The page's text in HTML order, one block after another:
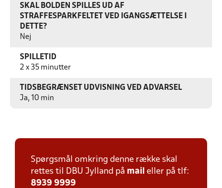
SKAL BOLDEN SPILLES UD AF
STRAFFESPARKFELTET VED IGANGSÆTTELSE I
DETTE?
Nej
SPILLETID
2 x 35 minutter
TIDSBEGRÆNSET UDVISNING VED ADVARSEL
Ja, 10 min
Spørgsmål omkring denne række skal
rettes til DBU Jylland på mail eller på tlf:
8939 9999